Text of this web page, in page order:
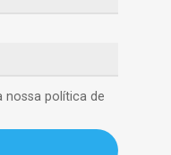
nossa política de